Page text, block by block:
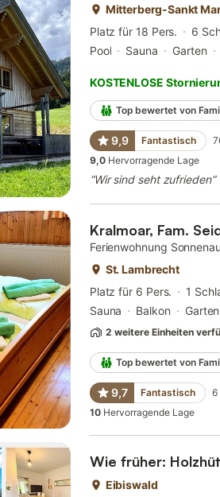
Mitterberg-Sankt
Platz für 18 Pers.
6
Pool
Sauna Garten
KOSTENLOSE
Top bewertet von
9,9 Fantastisch
9,0 Hervorragende Lage
“Wir sind seht zufrieden”
Kralmoar, Fam.
Ferienwohnung
St. Lambrecht
Platz für 6 Pers.
1
Sauna
Balkon Garten
2 weitere Einheiten
Top bewertet von
9,7 Fantastisch 6
10 Hervorragende Lage
Wie früher:
Eibiswald